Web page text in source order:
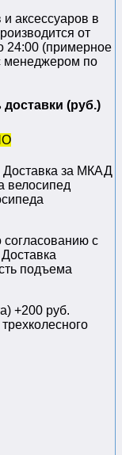
аксессуаров в
от
24:00 (примерное
менеджером по
(руб.)
Доставка за МКАД
велосипед
cогласованию с
подъема
+200 руб.